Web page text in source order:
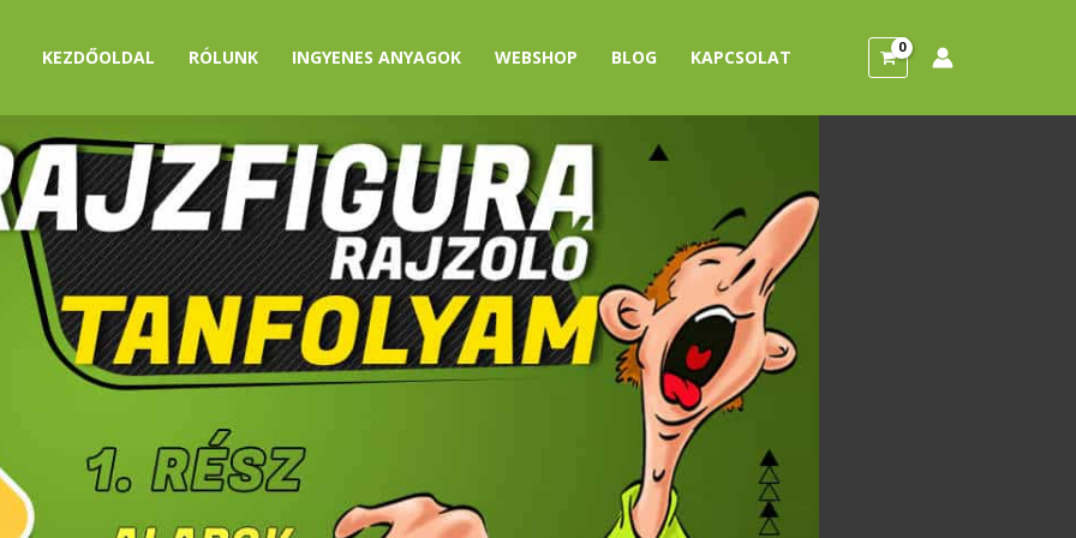
KEZDŐOLDAL RÓLUNK INGYENES ANYAGOK WEBSHOP BLOG KAPCSOLAT